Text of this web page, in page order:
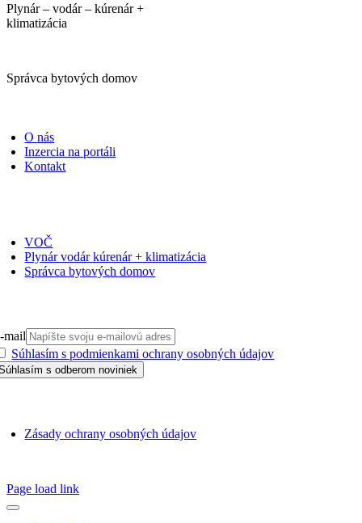
Plynár – vodár – kúrenár +
klimatizácia
Správca bytových domov
O nás
Inzercia na portáli
Kontakt
VOČ
Plynár vodár kúrenár + klimatizácia
Správca bytových domov
mail
Súhlasím s podmienkami ochrany osobných údajov
Zásady ochrany osobných údajov
Page load link